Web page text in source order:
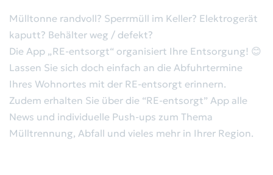
Abholservice
Abfallkalender
Behälterbestellung
Sperrmüll/Elektroschrott
App "RE-entsorgt"
Aktuelles
Bekanntmachungen
Gremien
Mülltonne randvoll? Sperrmüll im Keller? Elektrogerät
kaputt? Behälter weg / defekt?
Die App „RE-entsorgt“ organisiert Ihre Entsorgung! 😊
Lassen Sie sich doch einfach an die Abfuhrtermine
Ihres Wohnortes mit der RE-entsorgt erinnern.
Zudem erhalten Sie über die “RE-entsorgt” App alle
News und individuelle Push-ups zum Thema
Mülltrennung, Abfall und vieles mehr in Ihrer Region.